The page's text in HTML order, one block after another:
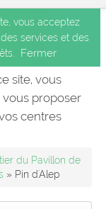
Accueil
Les balades
Les espèces
vous acceptez
services et des
Fermer
site, vous
vous proposer
centres
du Pavillon de
» Pin d'Alep